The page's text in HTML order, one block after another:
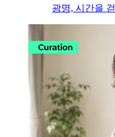
광명, 시간을